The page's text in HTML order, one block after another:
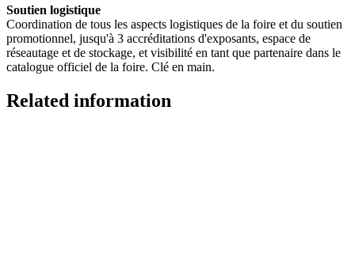
Soutien logistique
Coordination de tous les aspects logistiques de la foire et du soutien
promotionnel, jusqu'à 3 accréditations d'exposants, espace de
réseautage et de stockage, et visibilité en tant que partenaire dans le
catalogue officiel de la foire. Clé en main.
Related information